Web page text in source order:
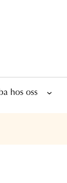
hos oss